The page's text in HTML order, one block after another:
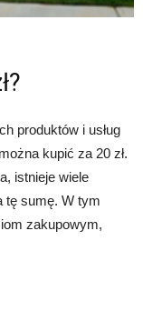
produktów i usług
kupić za 20 zł.
istnieje wiele
tę sumę. W tym
zakupowym,